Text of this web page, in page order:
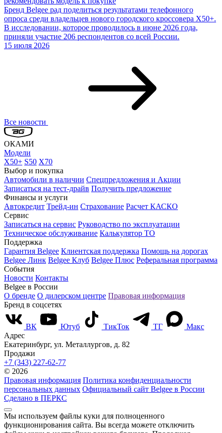
Бренд Belgee рад поделиться результатами телефонного
опроса среди владельцев нового городского кроссовера X50+.
В исследовании, которое проводилось в июне 2026 года,
приняли участие 206 респондентов со всей России.
15 июля 2026
Все новости
ОКАМИ
Модели
X50+ S50 X70
Выбор и покупка
Автомобили в наличии Спецпредложения и Акции
Записаться на тест-драйв Получить предложение
Финансы и услуги
Автокредит Трейд-ин Страхование Расчет КАСКО
Сервис
Записаться на сервис Руководство по эксплуатации
Техническое обслуживание Калькулятор ТО
Поддержка
Гарантия Belgee Клиентская поддержка Помощь на дорогах
Belgee Линк Belgee Клуб Belgee Плюс Реферальная программа
События
Новости Контакты
Belgee в России
О бренде О дилерском центре Правовая информация
Бренд в соцсетях
ВК Ютуб ТикТок ТГ
Макс
Адрес
Екатеринбург, ул. Металлургов, д. 82
Продажи
+7 (343) 227-62-77
© 2026
Правовая информация Политика конфиденциальности
персональных данных Официальный сайт Belgee в России
Сделано в ПЕРКС
Мы используем файлы куки для полноценного
функционирования сайта. Вы всегда можете отключить